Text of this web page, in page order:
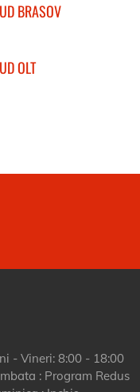
BRASOV
OLT
- Vineri: 8:00 - 18:00
: Program Redus